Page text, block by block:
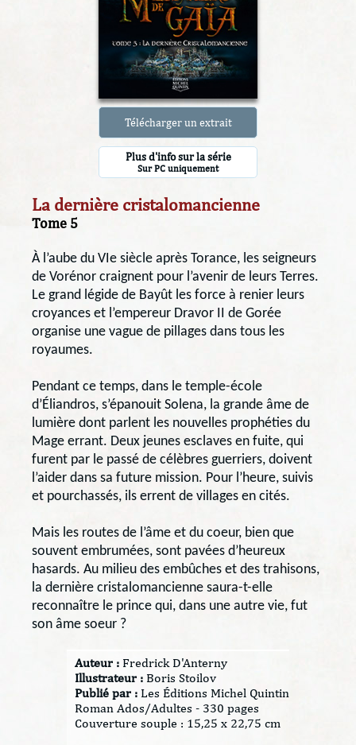
Télécharger un extrait
Plus d'info sur la série
Sur PC uniquement
La dernière cristalomancienne
Tome 5
À l’aube du VIe siècle après Torance, les seigneurs
de Vorénor craignent pour l’avenir de leurs Terres.
Le grand légide de Bayût les force à renier leurs
croyances et l’empereur Dravor II de Gorée
organise une vague de pillages dans tous les
royaumes.
Pendant ce temps, dans le temple-école
d’Éliandros, s’épanouit Solena, la grande âme de
lumière dont parlent les nouvelles prophéties du
Mage errant. Deux jeunes esclaves en fuite, qui
furent par le passé de célèbres guerriers, doivent
l’aider dans sa future mission. Pour l’heure, suivis
et pourchassés, ils errent de villages en cités.
Mais les routes de l’âme et du coeur, bien que
souvent embrumées, sont pavées d’heureux
hasards. Au milieu des embûches et des trahisons,
la dernière cristalomancienne saura-t-elle
reconnaître le prince qui, dans une autre vie, fut
son âme soeur ?
Auteur : Fredrick D'Anterny
Illustrateur : Boris Stoilov
Publié par : Les Éditions Michel Quintin
Roman Ados/Adultes - 330 pages
Couverture souple : 15,25 x 22,75 cm